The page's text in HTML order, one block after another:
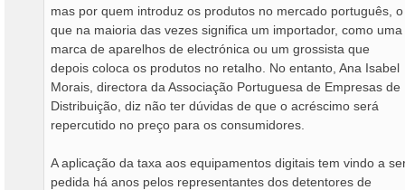
mas por quem introduz os produtos no mercado português, o
que na maioria das vezes significa um importador, como uma
marca de aparelhos de electrónica ou um grossista que
depois coloca os produtos no retalho. No entanto, Ana Isabel
Morais, directora da Associação Portuguesa de Empresas de
Distribuição, diz não ter dúvidas de que o acréscimo será
repercutido no preço para os consumidores.
A aplicação da taxa aos equipamentos digitais tem vindo a
pedida há anos pelos representantes dos detentores de